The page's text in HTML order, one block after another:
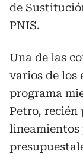
de
PNIS.
Una de las
varios de los
programa
Petro, recién
lineamientos